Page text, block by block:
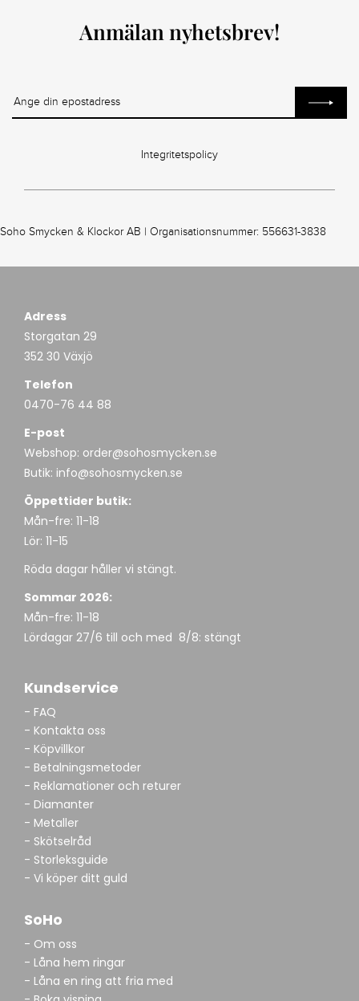
Anmälan nyhetsbrev!
Integritetspolicy
Soho Smycken & Klockor AB | Organisationsnummer: 556631-3838
Adress
Storgatan 29
352 30 Växjö
Telefon
0470-76 44 88
E-post
Webshop: order@sohosmycken.se
Butik: info@sohosmycken.se
Öppettider butik:
Mån-fre: 11-18
Lör: 11-15
Röda dagar håller vi stängt.
Sommar 2026:
Mån-fre: 11-18
Lördagar 27/6 till och med 8/8: stängt
Kundservice
- FAQ
- Kontakta oss
- Köpvillkor
- Betalningsmetoder
- Reklamationer och returer
- Diamanter
- Metaller
- Skötselråd
- Storleksguide
- Vi köper ditt guld
SoHo
- Om oss
- Låna hem ringar
- Låna en ring att fria med